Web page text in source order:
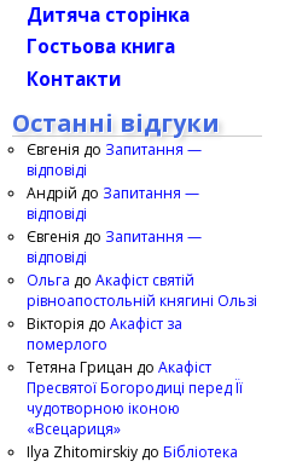
Дитяча сторінка
Гостьова книга
Контакти
Останні відгуки
Євгенія до Запитання —
відповіді
Андрій до Запитання —
відповіді
Євгенія до Запитання —
відповіді
Ольга до Акафіст святій
рівноапостольній княгині Ользі
Вікторія до Акафіст за
померлого
Тетяна Грицан до Акафіст
Пресвятої Богородиці перед Її
чудотворною іконою
«Всецариця»
Ilya Zhitomirskiy до Бібліотека